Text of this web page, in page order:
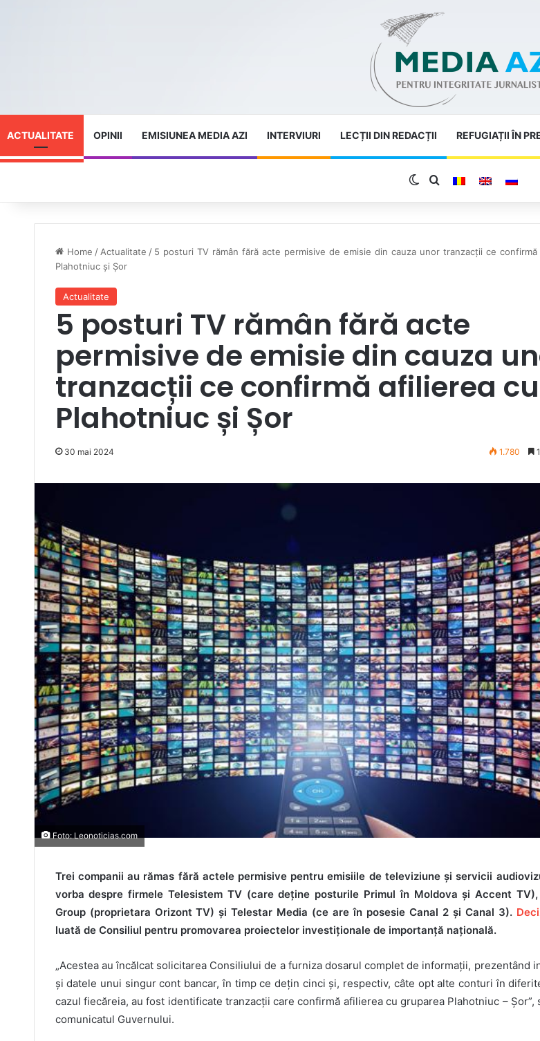
ACTUALITATE OPINII EMISIUNEA MEDIA AZI INTERVIURI LECȚII DIN REDACȚII REFUGIAȚII ÎN
Switch skin
Search for
Home / Actualitate / 5 posturi TV rămân fără acte permisive de emisie din cauza unor tranzacții ce confirmă
Plahotniuc și Șor
Actualitate
5 posturi TV rămân fără acte
permisive de emisie din cauza
tranzacții ce confirmă afilierea cu
Plahotniuc și Șor
30 mai 2024 1.780
Foto: Leonoticias.com
Trei companii au rămas fără actele permisive pentru emisiile de televiziune și servicii
vorba despre firmele Telesistem TV (care deține posturile Primul în Moldova și Accent
Group (proprietara Orizont TV) și Telestar Media (ce are în posesie Canal 2 și Canal 3).
luată de Consiliul pentru promovarea proiectelor investiționale de importanță națională.
„Acestea au încălcat solicitarea Consiliului de a furniza dosarul complet de informații, prezentând
și datele unui singur cont bancar, în timp ce dețin cinci și, respectiv, câte opt alte conturi în
cazul fiecăreia, au fost identificate tranzacții care confirmă afilierea cu gruparea Plahotniuc – Șor”,
comunicatul Guvernului.